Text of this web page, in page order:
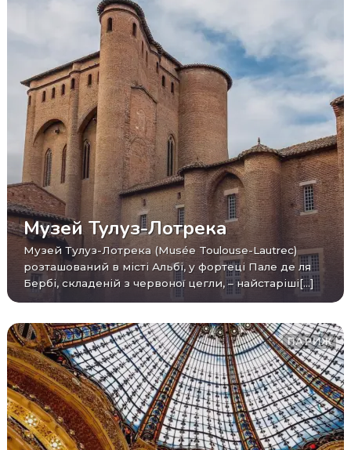
Музей Тулуз-Лотрека
Музей Тулуз-Лотрека (Musée Toulouse-Lautrec)
розташований в місті Альбі, у фортеці Пале де ля
Бербі, складеній з червоної цегли, – найстаріші[...]
ПАРИЖ